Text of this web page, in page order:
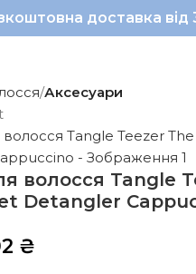
доставка від
Аксесуари
волосся Tangle
Detangler
₴